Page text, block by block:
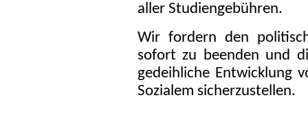
aller Studiengebühren.
Wir fordern den
sofort zu beenden und
gedeihliche Entwicklung
Sozialem sicherzustellen.